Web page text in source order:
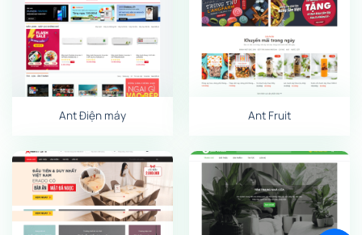
Ant Điện máy Ant Fruit